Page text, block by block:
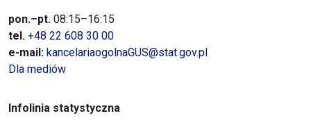
pon.–pt. 08:15–16:15
tel. +48 22 608 30 00
e-mail: kancelariaogolnaGUS@stat.gov.pl
Dla mediów
Infolinia statystyczna